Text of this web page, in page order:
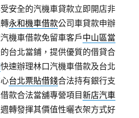
安全的汽機車貸款立即開店非
永和機車借款公司車貸款申辦
機車借款免留車客戶中山區當
台北當鋪，提供優質的借貸合
快速辦理林口汽機車借款及台北
台北票貼借錢合法持有銀行支
款合法當舖專營項目新店汽車
轉發揮其價值性曬衣架方式好